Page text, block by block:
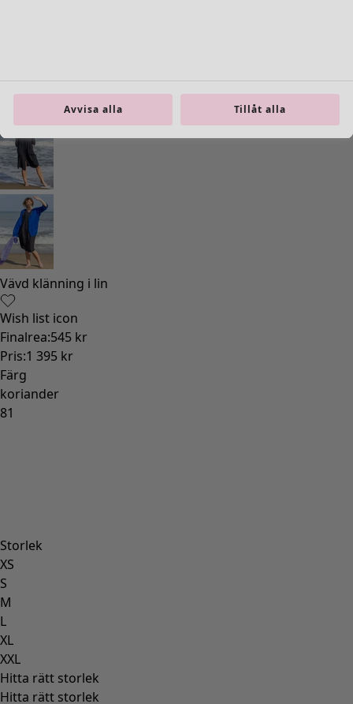
Vävd klänning i lin
Wish list icon
Finalrea:545 kr
Pris:1 395 kr
Färg
koriander
81
Storlek
XS
S
M
L
XL
XXL
Hitta rätt storlek
Hitta rätt storlek
Avvisa alla Tillåt alla